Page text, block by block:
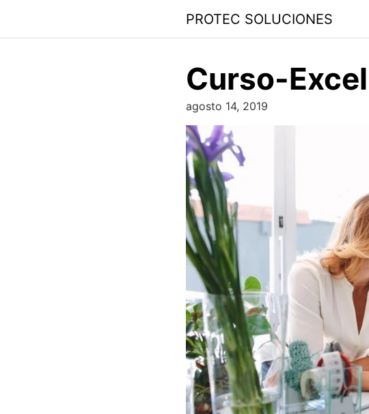
PROTEC SOLUCIONES
Curso-
agosto 14, 2019